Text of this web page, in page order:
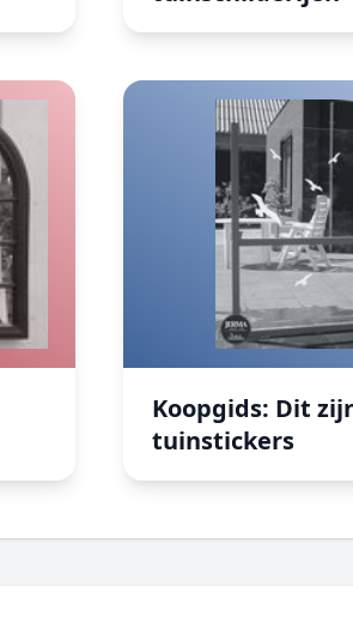
Koopgids: Dit
tuinstickers